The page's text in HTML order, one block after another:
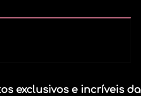
exclusivos e incríveis da